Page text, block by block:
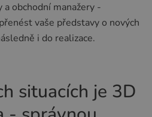
obchodní manažery -
vaše představy o nových
i do realizace.
situacích je 3D